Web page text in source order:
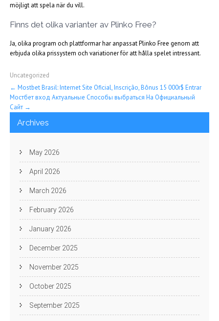
möjligt att spela när du vill.
Finns det olika varianter av Plinko Free?
Ja, olika program och plattformar har anpassat Plinko Free genom att
erbjuda olika prissystem och variationer för att hålla spelet intressant.
Uncategorized
Post
navigation
← Mostbet Brasil: Internet Site Oficial, Inscrição, Bônus 15 000r$ Entrar
Мостбет вход Актуальные Способы выбраться На Официальный
Сайт →
Archives
May 2026
April 2026
March 2026
February 2026
January 2026
December 2025
November 2025
October 2025
September 2025